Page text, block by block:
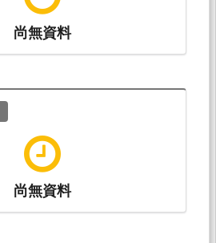
尚無資料
尚無資料